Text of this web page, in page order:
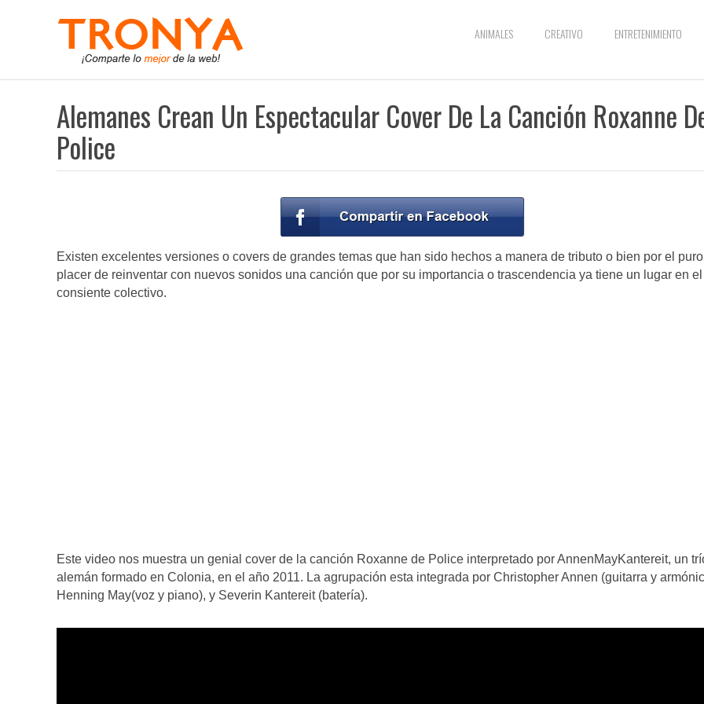
ANIMALES CREATIVO ENTRETENIMIENTO
Alemanes Crean Un Espectacular Cover De La Canción Roxanne
Police
Existen excelentes versiones o covers de grandes temas que han sido hechos a manera de tributo o bien por el puro
placer de reinventar con nuevos sonidos una canción que por su importancia o trascendencia ya tiene un lugar en el
consiente colectivo.
Este video nos muestra un genial cover de la canción Roxanne de Police interpretado por AnnenMayKantereit, un
alemán formado en Colonia, en el año 2011. La agrupación esta integrada por Christopher Annen (guitarra y
Henning May(voz y piano), y Severin Kantereit (batería).